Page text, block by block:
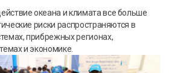
океана и климата все больше
риски распространяются в
прибрежных регионах,
и экономике.